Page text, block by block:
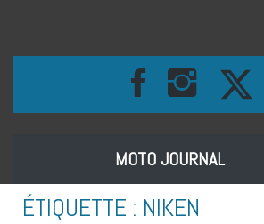
MOTO JOURNAL
ÉTIQUETTE : NIKEN